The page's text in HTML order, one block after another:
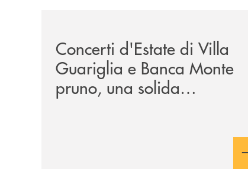
Concerti d'Estate di Villa
Guariglia e Banca Monte
pruno, una solida
collaborazione anche per